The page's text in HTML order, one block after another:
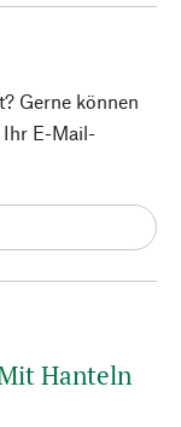
Hanteln
Gerne können
Ihr E-Mail-